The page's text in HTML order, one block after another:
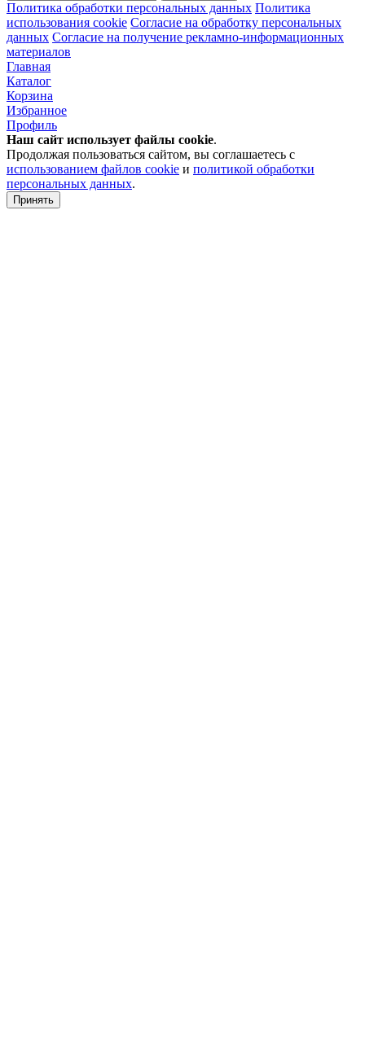
Политика обработки персональных данных Политика
использования cookie Согласие на обработку персональных
данных Согласие на получение рекламно-информационных
материалов
Главная
Каталог
Корзина
Избранное
Профиль
Наш сайт использует файлы cookie.
Продолжая пользоваться сайтом, вы соглашаетесь с
использованием файлов cookie и политикой обработки
персональных данных.
Принять